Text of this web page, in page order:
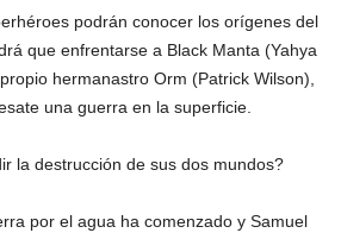
podrán conocer los orígenes del
que enfrentarse a Black Manta (Yahya
hermanastro Orm (Patrick Wilson),
una guerra en la superficie.
la destrucción de sus dos mundos?
por el agua ha comenzado y Samuel